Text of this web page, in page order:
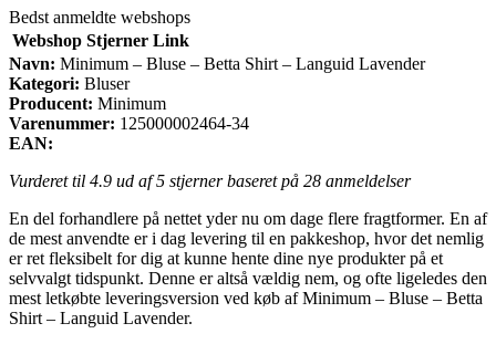
Bedst anmeldte webshops
Webshop Stjerner Link
Navn: Minimum – Bluse – Betta Shirt – Languid Lavender
Kategori: Bluser
Producent: Minimum
Varenummer: 125000002464-34
EAN:
Vurderet til 4.9 ud af 5 stjerner baseret på 28 anmeldelser
En del forhandlere på nettet yder nu om dage flere fragtformer. En af
de mest anvendte er i dag levering til en pakkeshop, hvor det nemlig
er ret fleksibelt for dig at kunne hente dine nye produkter på et
selvvalgt tidspunkt. Denne er altså vældig nem, og ofte ligeledes den
mest letkøbte leveringsversion ved køb af Minimum – Bluse – Betta
Shirt – Languid Lavender.